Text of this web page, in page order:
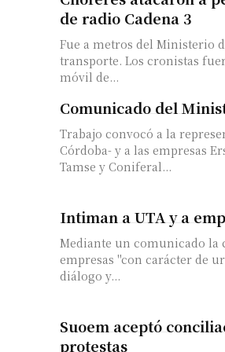
de radio Cadena 3
Fue a metros del Ministerio
transporte. Los cronistas
móvil de...
Comunicado del
Trabajo convocó a la
Córdoba- y a las empresas
Tamse y Coniferal...
Intiman a UTA y a
Mediante un comunicado la
empresas "con carácter de
diálogo y...
Suoem aceptó
protestas